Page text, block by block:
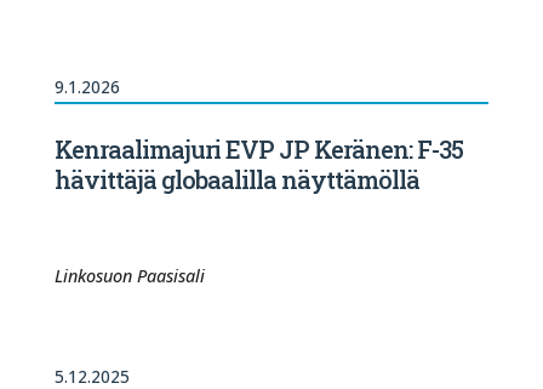
9.1.2026
Kenraalimajuri EVP JP Keränen: F-35
hävittäjä globaalilla näyttämöllä
Linkosuon Paasisali
5.12.2025